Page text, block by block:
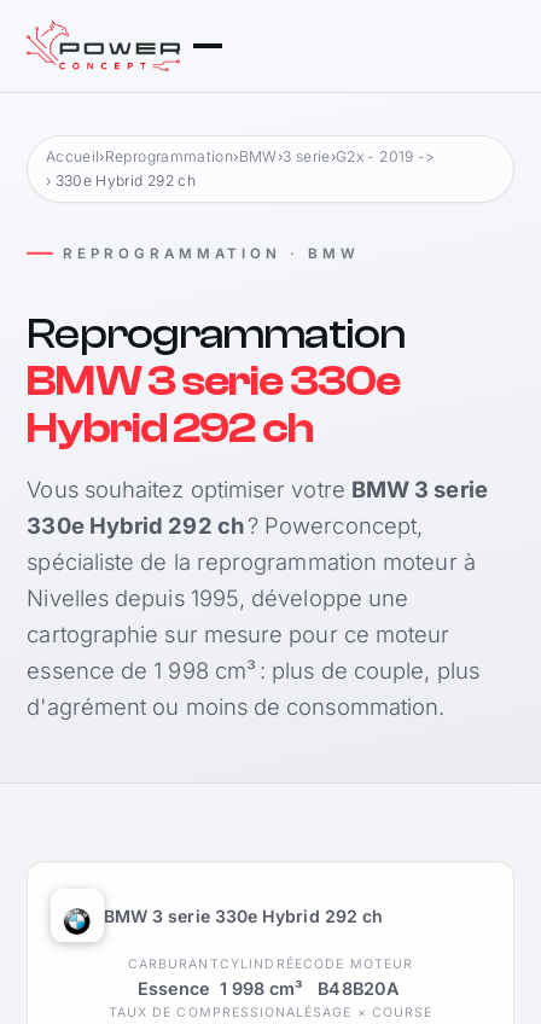
Accueil›Reprogrammation›BMW›3 serie›G2x - 2019 ->
› 330e Hybrid 292 ch
REPROGRAMMATION · BMW
Reprogrammation
BMW 3 serie 330e
Hybrid 292 ch
Vous souhaitez optimiser votre BMW 3 serie
330e Hybrid 292 ch? Powerconcept,
spécialiste de la reprogrammation moteur à
Nivelles depuis 1995, développe une
cartographie sur mesure pour ce moteur
essence de 1 998 cm³ : plus de couple, plus
d'agrément ou moins de consommation.
BMW 3 serie 330e Hybrid 292 ch
CARBURANT
Essence
CYLINDRÉE
1 998 cm³
CODE MOTEUR
B48B20A
TAUX DE COMPRESSION ALÉSAGE × COURSE